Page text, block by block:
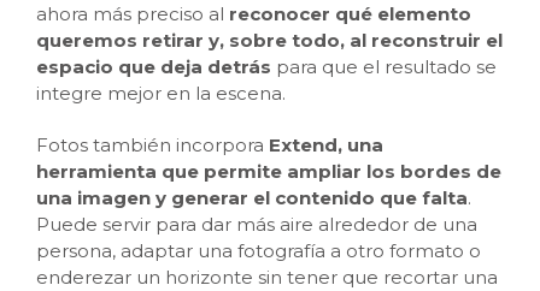
ahora más preciso al reconocer qué elemento
queremos retirar y, sobre todo, al reconstruir el
espacio que deja detrás para que el resultado se
integre mejor en la escena.
Fotos también incorpora Extend, una
herramienta que permite ampliar los bordes de
una imagen y generar el contenido que falta.
Puede servir para dar más aire alrededor de una
persona, adaptar una fotografía a otro formato o
enderezar un horizonte sin tener que recortar una